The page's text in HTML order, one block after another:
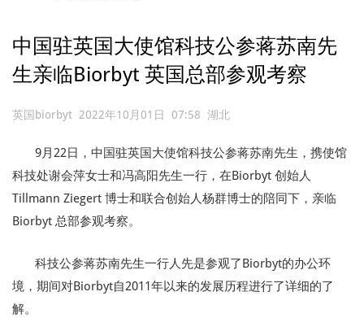
中国驻英国大使馆科技公参蒋苏南先
生亲临Biorbyt 英国总部参观考察
英国biorbyt 2022年10月01日 07:58 湖北
9月22日，中国驻英国大使馆科技公参蒋苏南先生，携使馆
科技处谢会萍女士和冯高阳先生一行，在Biorbyt 创始人
Tillmann Ziegert 博士和联合创始人杨群博士的陪同下，亲临
Biorbyt 总部参观考察。
科技公参蒋苏南先生一行人先是参观了Biorbyt的办公环
境，期间对Biorbyt自2011年以来的发展历程进行了详细的了
解。